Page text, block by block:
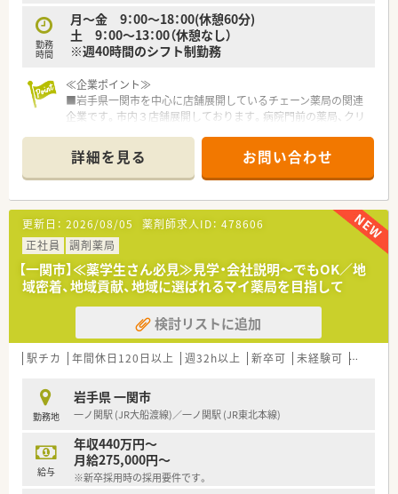
勤務
時間
月～金 9：00～18：00(休憩60分)
土 9：00～13：00（休憩なし）
※週40時間のシフト制勤務
≪企業ポイント≫
■岩手県一関市を中心に店舗展開しているチェーン薬局の関連
企業です。市内３店舗展開しております。病院門前の薬局、クリ
■同社の年齢層は30代～40代の方が中心で活気のある雰囲気で
す。後発医薬品の推奨、在宅対応など新しいことへ積極的に対応
しております。
■薬剤師会、医師会との連携がしっかりできている会社です。調
剤薬局としての地域の役割を社員一人一人に理解してもらいな
がら、やりがいを感じられる現場づくりをされています。
■社員は男女比が半々。各店舗近いエリアに出店しております
ので、横のつながり、連携もできています。お休みの取りやすさ
にもつながっており、定着率がよく、腰を据えて働ける環境で
す。
≪薬局の特徴≫
複数科目応需しており1日80枚ほどの外来処方箋の対応を行っ
ています。そのほか在宅医療も実施している店舗です。定時でき
がしっかりできている職場環境でもあります。
≪こんな方におススメ≫
★転居を伴う異動がなく、地域に根差した薬局で働きたい方
★若手でスキルに不安があり、しっかり教えてくれる会社で働き
たい方
★ヘルプ対応に抵抗がない方
詳細を見る お問い合わせ
更新日： 2026/08/05 薬剤師求人ID： 478606
正社員
調剤薬局
【一関市】≪薬学生さん必見≫見学・会社説明～でもOK／地
域密着、地域貢献、地域に選ばれるマイ薬局を目指して
検討リストに追加
駅チカ 年間休日120日以上 週32h以上 新卒可 未経験可 ブラン
勤務地
岩手県 一関市
一ノ関駅 (JR大船渡線)／一ノ関駅 (JR東北本線)
給与
年収440万円～
月給275,000円～
※新卒採用時の採用要件です。